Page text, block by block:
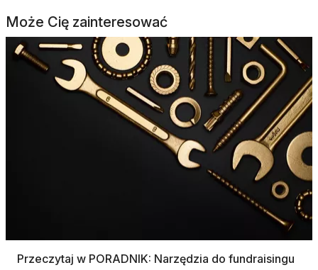
Może Cię zainteresować
Przeczytaj w PORADNIK: Narzędzia do fundraisingu